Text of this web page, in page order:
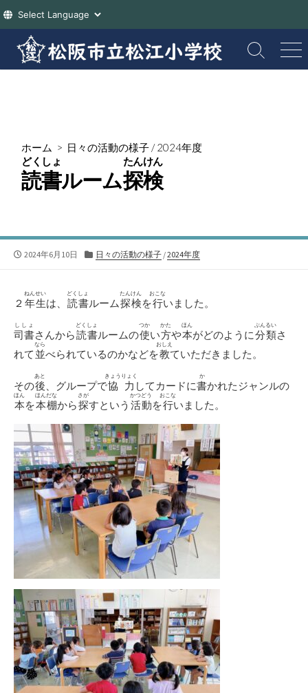
テ
検
索
メ
ニ
ホーム > 日々の活動の様子 /2024年度
読書
どくしょ
ルーム探検
たんけん
公
2024年6月10日
カ
ー
日々の活動の様子/2024年度
２ 年生
ねんせい
は、 読書
どくしょ
ルーム探検
たんけん
を行
おこな
いました。
司書
ししょ
さんから読書
どくしょ
ルームの使
つか
い方
かた
や本
ほん
がどのように分類
ぶんるい
さ
れて 並
なら
べられているのかなどを教
おしえ
ていただきました。
その後
あと
、グループで協力
きょうりょく
してカードに書
か
かれたジャンルの
本
ほん
を本棚
ほんだな
から探
さが
すという 活動
かつどう
を行
おこな
いました。